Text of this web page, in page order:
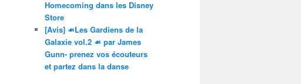
Homecoming dans les Disney
Store
[Avis] ☙Les Gardiens de la
Galaxie vol.2 ☙ par James
Gunn- prenez vos écouteurs
et partez dans la danse